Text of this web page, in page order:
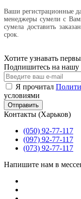
Ваши регистрационные
менеджеры сумели с
сумела доставить
срок.
Хотите узнавать
Подпишитесь на нашу
Я прочитал
условиями
Отправить
Контакты (Харьков)
(050) 92-77-117
(097) 92-77-117
(073) 92-77-117
Напишите нам в